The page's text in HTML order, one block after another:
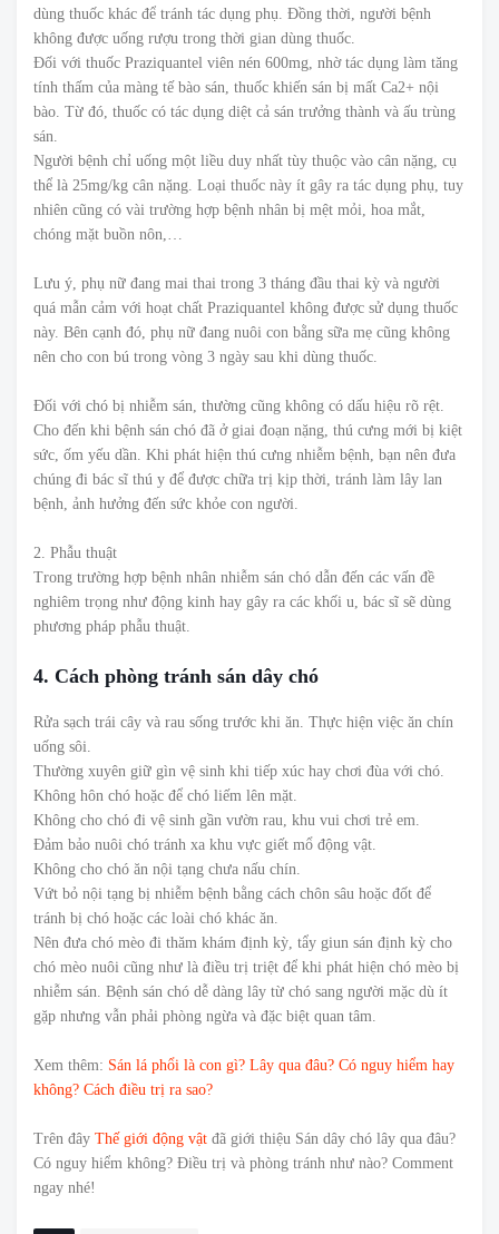
dùng thuốc khác để tránh tác dụng phụ. Đồng thời, người bệnh
không được uống rượu trong thời gian dùng thuốc.
Đối với thuốc Praziquantel viên nén 600mg, nhờ tác dụng làm tăng
tính thấm của màng tế bào sán, thuốc khiến sán bị mất Ca2+ nội
bào. Từ đó, thuốc có tác dụng diệt cả sán trưởng thành và ấu trùng
sán.
Người bệnh chỉ uống một liều duy nhất tùy thuộc vào cân nặng, cụ
thể là 25mg/kg cân nặng. Loại thuốc này ít gây ra tác dụng phụ, tuy
nhiên cũng có vài trường hợp bệnh nhân bị mệt mỏi, hoa mắt,
chóng mặt buồn nôn,…
Lưu ý, phụ nữ đang mai thai trong 3 tháng đầu thai kỳ và người
quá mẫn cảm với hoạt chất Praziquantel không được sử dụng thuốc
này. Bên cạnh đó, phụ nữ đang nuôi con bằng sữa mẹ cũng không
nên cho con bú trong vòng 3 ngày sau khi dùng thuốc.
Đối với chó bị nhiễm sán, thường cũng không có dấu hiệu rõ rệt.
Cho đến khi bệnh sán chó đã ở giai đoạn nặng, thú cưng mới bị kiệt
sức, ốm yếu dần. Khi phát hiện thú cưng nhiễm bệnh, bạn nên đưa
chúng đi bác sĩ thú y để được chữa trị kịp thời, tránh làm lây lan
bệnh, ảnh hưởng đến sức khỏe con người.
2. Phẫu thuật
Trong trường hợp bệnh nhân nhiễm sán chó dẫn đến các vấn đề
nghiêm trọng như động kinh hay gây ra các khối u, bác sĩ sẽ dùng
phương pháp phẫu thuật.
4. Cách phòng tránh sán dây chó
Rửa sạch trái cây và rau sống trước khi ăn. Thực hiện việc ăn chín
uống sôi.
Thường xuyên giữ gìn vệ sinh khi tiếp xúc hay chơi đùa với chó.
Không hôn chó hoặc để chó liếm lên mặt.
Không cho chó đi vệ sinh gần vườn rau, khu vui chơi trẻ em.
Đảm bảo nuôi chó tránh xa khu vực giết mổ động vật.
Không cho chó ăn nội tạng chưa nấu chín.
Vứt bỏ nội tạng bị nhiễm bệnh bằng cách chôn sâu hoặc đốt để
tránh bị chó hoặc các loài chó khác ăn.
Nên đưa chó mèo đi thăm khám định kỳ, tẩy giun sán định kỳ cho
chó mèo nuôi cũng như là điều trị triệt để khi phát hiện chó mèo bị
nhiễm sán. Bệnh sán chó dễ dàng lây từ chó sang người mặc dù ít
gặp nhưng vẫn phải phòng ngừa và đặc biệt quan tâm.
Xem thêm: Sán lá phổi là con gì? Lây qua đâu? Có nguy hiểm hay
không? Cách điều trị ra sao?
Trên đây Thế giới động vật đã giới thiệu Sán dây chó lây qua đâu?
Có nguy hiểm không? Điều trị và phòng tránh như nào? Comment
ngay nhé!